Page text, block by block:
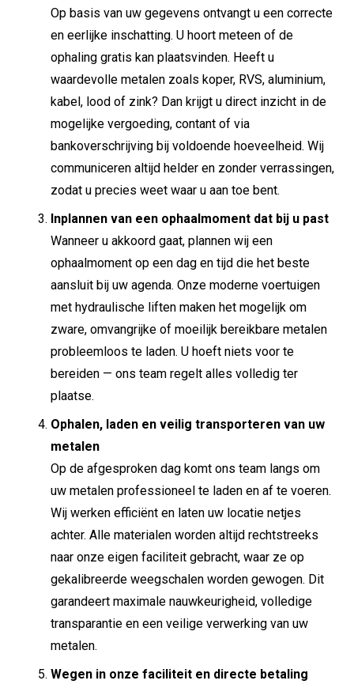
Op basis van uw gegevens ontvangt u een correcte
en eerlijke inschatting. U hoort meteen of de
ophaling gratis kan plaatsvinden. Heeft u
waardevolle metalen zoals koper, RVS, aluminium,
kabel, lood of zink? Dan krijgt u direct inzicht in de
mogelijke vergoeding, contant of via
bankoverschrijving bij voldoende hoeveelheid. Wij
communiceren altijd helder en zonder verrassingen,
zodat u precies weet waar u aan toe bent.
Inplannen van een ophaalmoment dat bij u past
Wanneer u akkoord gaat, plannen wij een
ophaalmoment op een dag en tijd die het beste
aansluit bij uw agenda. Onze moderne voertuigen
met hydraulische liften maken het mogelijk om
zware, omvangrijke of moeilijk bereikbare metalen
probleemloos te laden. U hoeft niets voor te
bereiden — ons team regelt alles volledig ter
plaatse.
Ophalen, laden en veilig transporteren van uw
metalen
Op de afgesproken dag komt ons team langs om
uw metalen professioneel te laden en af te voeren.
Wij werken efficiënt en laten uw locatie netjes
achter. Alle materialen worden altijd rechtstreeks
naar onze eigen faciliteit gebracht, waar ze op
gekalibreerde weegschalen worden gewogen. Dit
garandeert maximale nauwkeurigheid, volledige
transparantie en een veilige verwerking van uw
metalen.
Wegen in onze faciliteit en directe betaling